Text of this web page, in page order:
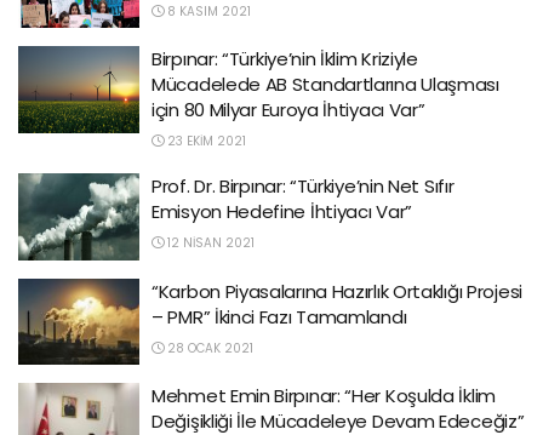
8 KASIM 2021
Birpınar: “Türkiye’nin İklim Kriziyle
Mücadelede AB Standartlarına Ulaşması
için 80 Milyar Euroya İhtiyacı Var”
23 EKIM 2021
Prof. Dr. Birpınar: “Türkiye’nin Net Sıfır
Emisyon Hedefine İhtiyacı Var”
12 NISAN 2021
“Karbon Piyasalarına Hazırlık Ortaklığı Projesi
– PMR” İkinci Fazı Tamamlandı
28 OCAK 2021
Mehmet Emin Birpınar: “Her Koşulda İklim
Değişikliği İle Mücadeleye Devam Edeceğiz”